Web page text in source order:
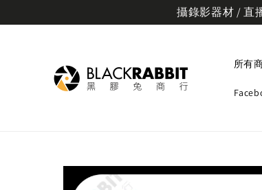
攝錄影器材 / 直
所有